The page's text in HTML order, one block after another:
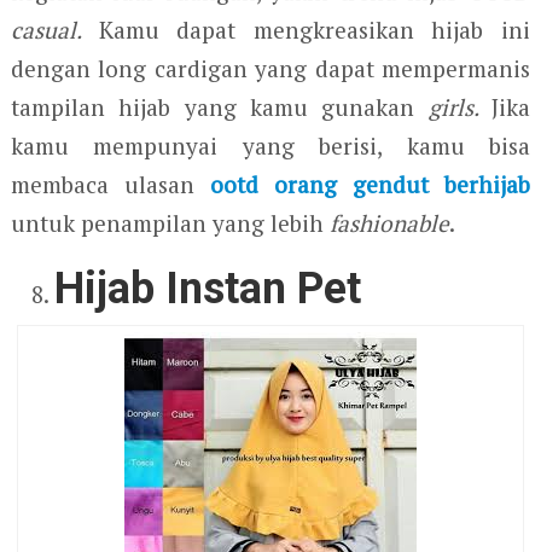
casual. Kamu dapat mengkreasikan hijab ini
dengan long cardigan yang dapat mempermanis
tampilan hijab yang kamu gunakan girls.Jika
kamu mempunyai yang berisi, kamu bisa
membaca ulasan ootd orang gendut berhijab
untuk penampilan yang lebih fashionable.
Hijab Instan Pet